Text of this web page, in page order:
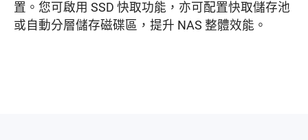
置。您可啟用 SSD 快取功能，亦可配置快取儲存池
或自動分層儲存磁碟區，提升 NAS 整體效能。